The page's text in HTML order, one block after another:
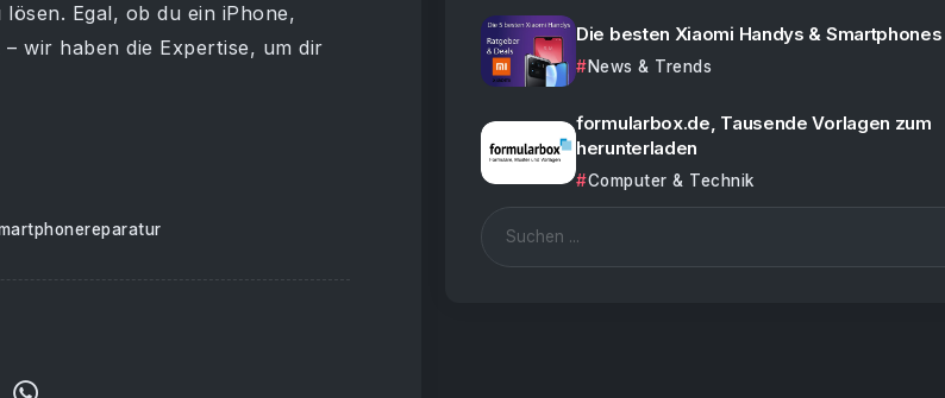
Egal, ob du ein iPhone,
wir haben die Expertise, um dir
Die besten Xiaomi Handys & Smartphones
News & Trends
formularbox.de, Tausende Vorlagen zum
herunterladen
Computer & Technik